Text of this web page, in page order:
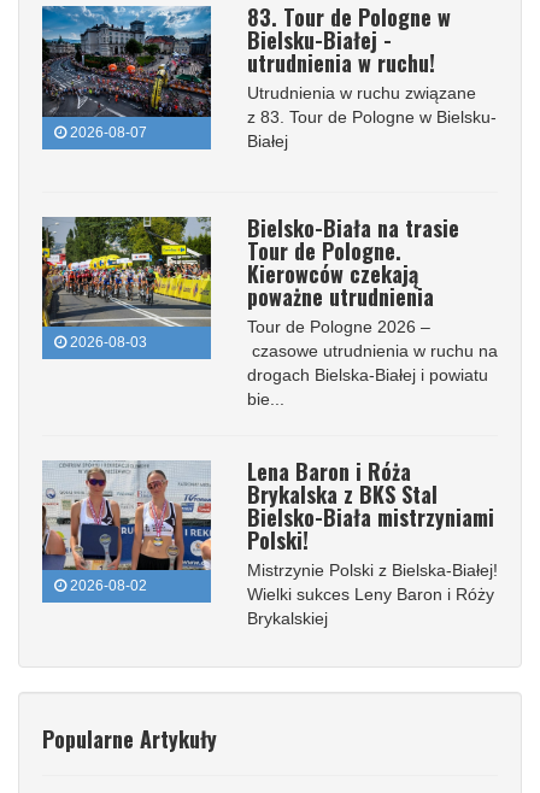
2026-08-07
83. Tour de Pologne w
Bielsku-Białej -
utrudnienia w ruchu!
Utrudnienia w ruchu związane
z 83. Tour de Pologne w Bielsku-
Białej
2026-08-03
Bielsko-Biała na trasie
Tour de Pologne.
Kierowców czekają
poważne utrudnienia
Tour de Pologne 2026 –
czasowe utrudnienia w ruchu na
drogach Bielska-Białej i powiatu
bie...
2026-08-02
Lena Baron i Róża
Brykalska z BKS Stal
Bielsko-Biała mistrzyniami
Polski!
Mistrzynie Polski z Bielska-Białej!
Wielki sukces Leny Baron i Róży
Brykalskiej
Popularne Artykuły